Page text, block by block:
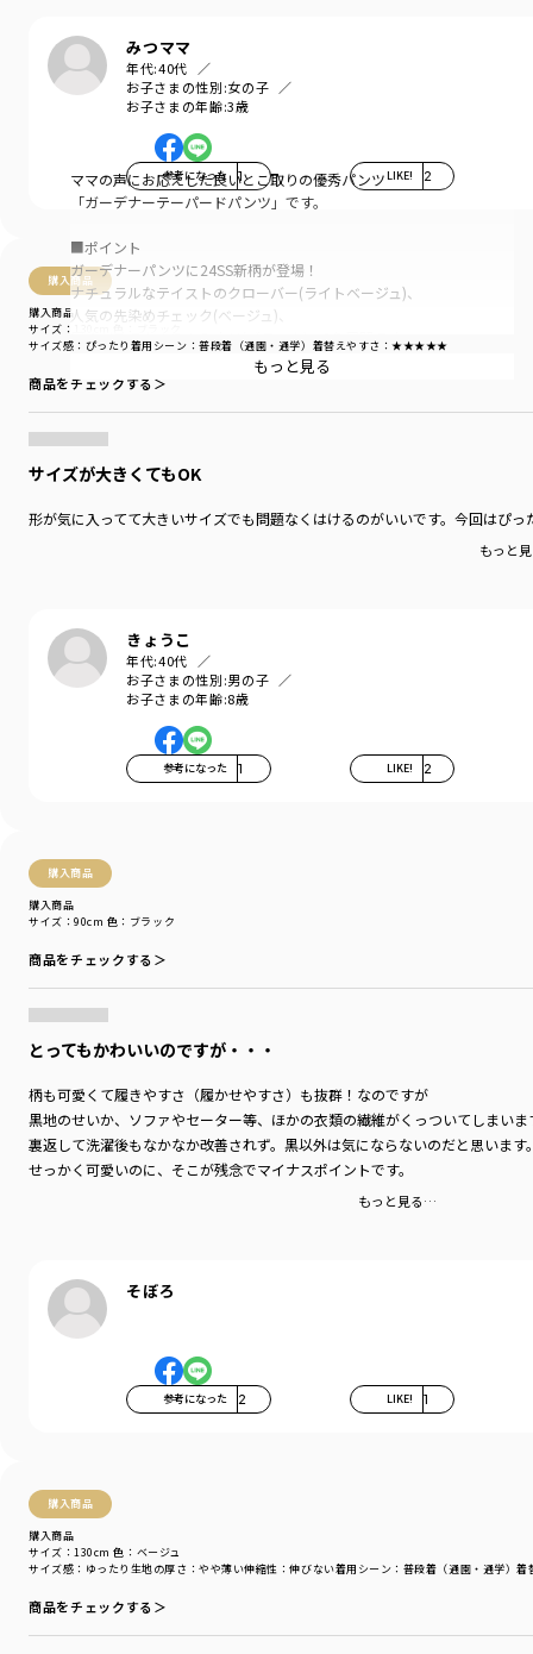
みつママ
年代:40代
お子さまの性別:女の子
お子さまの年齢:3歳
参考になった 1 LIKE! 2
購入商品
購入商品
サイズ感 ：ぴったり 着用シーン ：普段着（通園・通学） 着替えやすさ ：★★★★★
サイズ：130cm
商品をチェックする＞
サイズが大きくてもOK
形が気に入ってて大きいサイズでも問題なくはけるのがいいです。今回はぴ
もっと
きょうこ
年代:40代
お子さまの性別:男の子
お子さまの年齢:8歳
参考になった 1 LIKE! 2
購入商品
購入商品
サイズ：90cm 色：ブラック
商品をチェックする＞
とってもかわいいのですが・・・
柄も可愛くて履きやすさ（履かせやすさ）も抜群！なのですが
黒地のせいか、ソファやセーター等、ほかの衣類の繊維がくっついてしまいま
裏返して洗濯後もなかなか改善されず。黒以外は気にならないのだと思います
せっかく可愛いのに、そこが残念でマイナスポイントです。
もっと見る…
そぼろ
参考になった 2 LIKE! 1
購入商品
購入商品
サイズ感 ：ゆったり 生地の厚さ ：やや薄い伸縮性 ：伸びない着用シーン ：普段着（通園・通学）着
サイズ：130cm 色：ベージュ
商品をチェックする＞
ママの声にお応えした良いとこ取りの優秀パンツ
「ガーデナーテーパードパンツ」です。
■ポイント
ガーデナーパンツに24SS新柄が登場！
ナチュラルなテイストのクローバー(ライトベージュ)、
人気の先染めチェック(ベージュ)、
履くだけでキマるカミナリ(ブラック)の3色展開です。
子どもがはきやすく動きやすい立体的なシルエット。
生地を使用しています。
ゆったりとした腰回りから、裾はすっきりと。
フラッシャーが付いています。
ポケット：あり
ウエストゴム調整：可
着用イメージ/カラー：ベージュ
モデル：身長109.0cm 体重18.0kg
ブランド
シーズン
カテゴリ
カラー
／
性別タイプ
もっと見る